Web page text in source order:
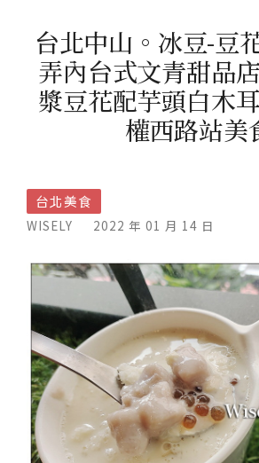
台北中山。冰豆-豆
弄內台式文青甜品
漿豆花配芋頭白木
權西路站美
台北美食
WISELY 2022 年 01 月 14 日